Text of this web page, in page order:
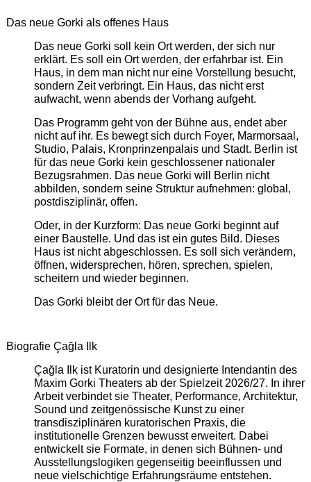
Das neue Gorki als offenes Haus
Das neue Gorki soll kein Ort werden, der sich nur
erklärt. Es soll ein Ort werden, der erfahrbar ist. Ein
Haus, in dem man nicht nur eine Vorstellung besucht,
sondern Zeit verbringt. Ein Haus, das nicht erst
aufwacht, wenn abends der Vorhang aufgeht.
Das Programm geht von der Bühne aus, endet aber
nicht auf ihr. Es bewegt sich durch Foyer, Marmorsaal,
Studio, Palais, Kronprinzenpalais und Stadt. Berlin ist
für das neue Gorki kein geschlossener nationaler
Bezugsrahmen. Das neue Gorki will Berlin nicht
abbilden, sondern seine Struktur aufnehmen: global,
postdisziplinär, offen.
Oder, in der Kurzform: Das neue Gorki beginnt auf
einer Baustelle. Und das ist ein gutes Bild. Dieses
Haus ist nicht abgeschlossen. Es soll sich verändern,
öffnen, widersprechen, hören, sprechen, spielen,
scheitern und wieder beginnen.
Das Gorki bleibt der Ort für das Neue.
Biografie Çağla Ilk
Çağla Ilk ist Kuratorin und designierte Intendantin des
Maxim Gorki Theaters ab der Spielzeit 2026/27. In ihrer
Arbeit verbindet sie Theater, Performance, Architektur,
Sound und zeitgenössische Kunst zu einer
transdisziplinären kuratorischen Praxis, die
institutionelle Grenzen bewusst erweitert. Dabei
entwickelt sie Formate, in denen sich Bühnen- und
Ausstellungslogiken gegenseitig beeinflussen und
neue vielschichtige Erfahrungsräume entstehen.